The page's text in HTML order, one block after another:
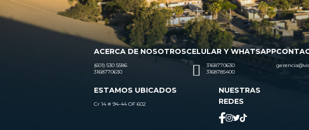
ACERCA DE NOSOTROS
(601) 530 5586
3168770630
CELULAR Y WHATSAPP
3168770630
3168785400
ESTAMOS UBICADOS
Cr 14 # 94-44 OF 602
NUESTRAS
REDES